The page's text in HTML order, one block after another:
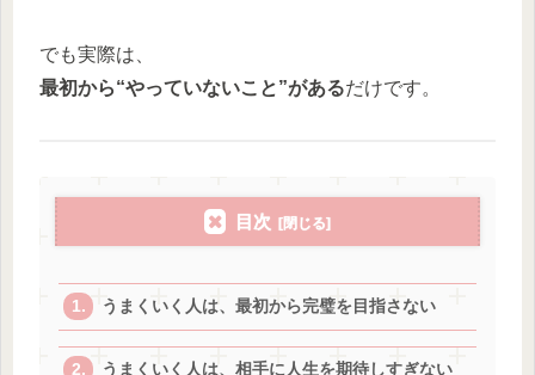
でも実際は、
最初から“やっていないこと”があるだけです。
目次
うまくいく人は、最初から完璧を目指さない
うまくいく人は、相手に人生を期待しすぎない